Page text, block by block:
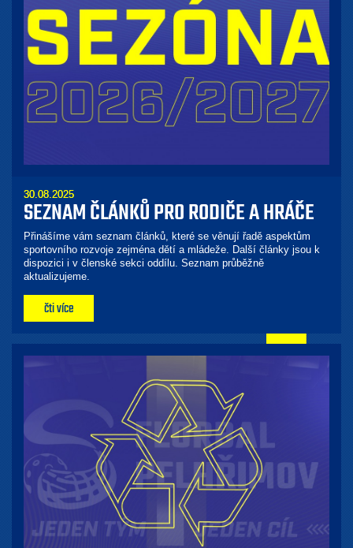
30.08.2025
SEZNAM ČLÁNKŮ PRO RODIČE A HRÁČE
Přinášíme vám seznam článků, které se věnují řadě aspektům
sportovního rozvoje zejména dětí a mládeže. Další články jsou k
dispozici i v členské sekci oddílu. Seznam průběžně
aktualizujeme.
čti více